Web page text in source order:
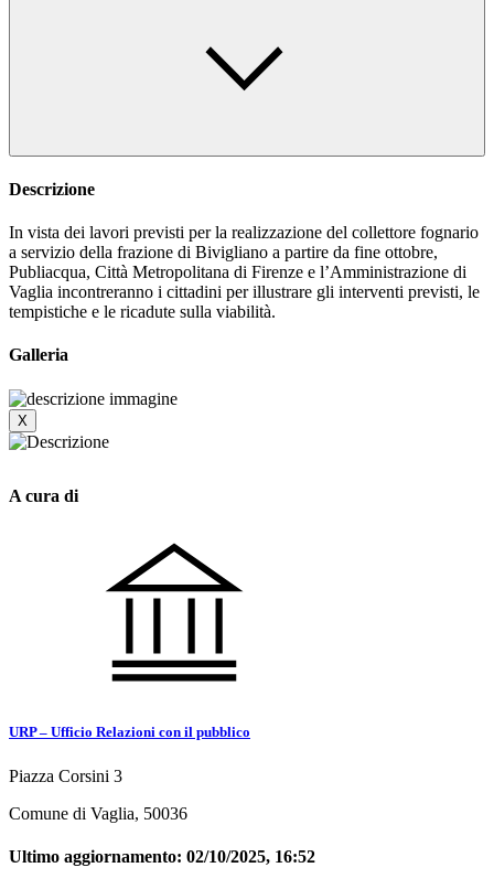
Descrizione
In vista dei lavori previsti per la realizzazione del collettore fognario
a servizio della frazione di Bivigliano a partire da fine ottobre,
Publiacqua, Città Metropolitana di Firenze e l’Amministrazione di
Vaglia incontreranno i cittadini per illustrare gli interventi previsti, le
tempistiche e le ricadute sulla viabilità.
Galleria
X
A cura di
URP – Ufficio Relazioni con il pubblico
Piazza Corsini 3
Comune di Vaglia, 50036
Ultimo aggiornamento: 02/10/2025, 16:52